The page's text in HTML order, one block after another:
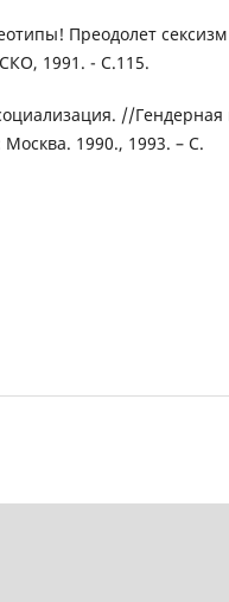
Преодолет
1991. - С.115.
//Гендерная
1990., 1993. – С.